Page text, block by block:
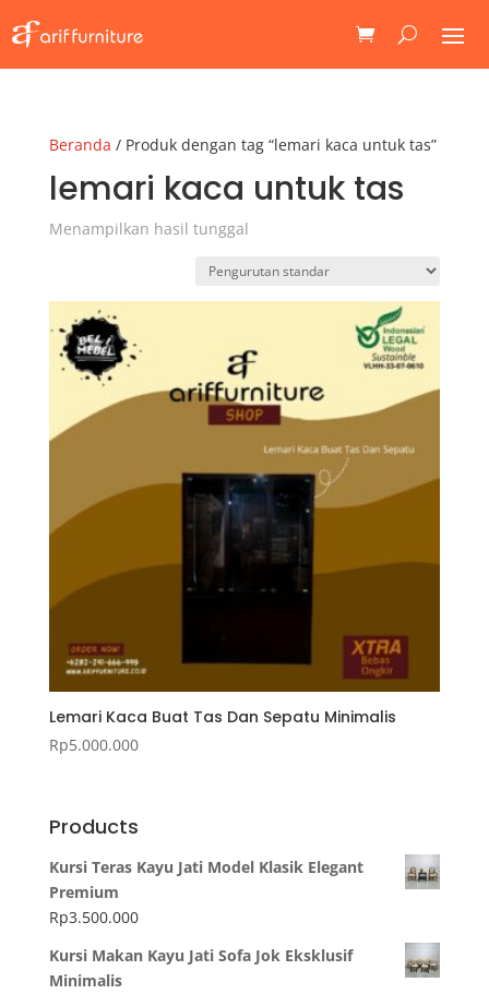
Beranda / Produk dengan tag “lemari kaca untuk tas”
lemari kaca untuk tas
Menampilkan hasil tunggal
Lemari Kaca Buat Tas Dan Sepatu Minimalis
Rp5.000.000
Products
Kursi Teras Kayu Jati Model Klasik Elegant
Premium
Rp3.500.000
Kursi Makan Kayu Jati Sofa Jok Eksklusif
Minimalis